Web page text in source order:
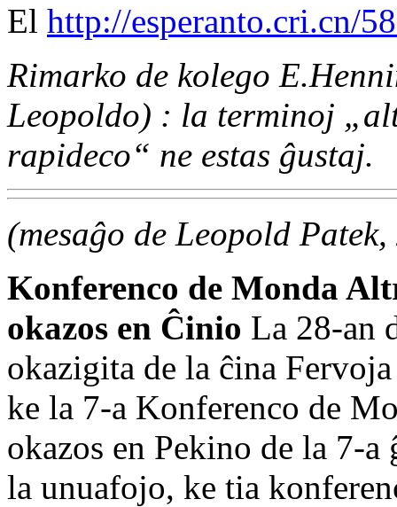
El http://esperanto.cri.cn/
Rimarko de kolego
Leopoldo) : la terminoj
rapideco“ ne estas ĝustaj.
(mesaĝo de Leopold
Konferenco de Monda
okazos en Ĉinio La 28-an
okazigita de la ĉina
ke la 7-a Konferenco de
okazos en Pekino de la 7-a
la unuafojo, ke tia